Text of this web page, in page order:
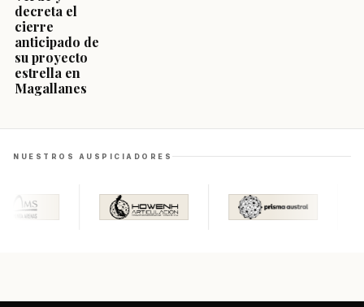
decreta el
cierre
anticipado de
su proyecto
estrella en
Magallanes
NUESTROS AUSPICIADORES